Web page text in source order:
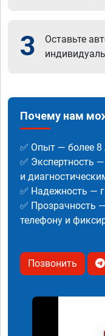
3
Оставьте
Почему нам
✅ Опыт — более 8
✅ Экспертность
и
✅ Надежность —
✅ Прозрачность
телефону и
Позвонить